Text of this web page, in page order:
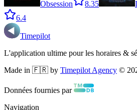
Obsession 8.35
6.4
Timepilot
L'application ultime pour les horaires &
Made in 🇫🇷 by Timepilot Agency ©
Données fournies par
Navigation